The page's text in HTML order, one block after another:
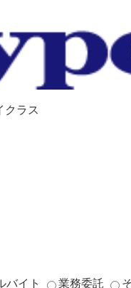
クラス
バイト 業務委託